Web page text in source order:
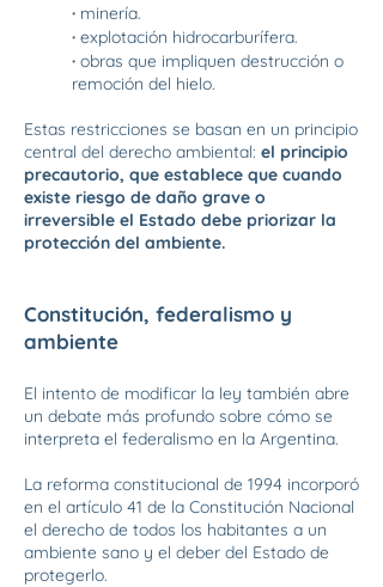
· minería.
· explotación hidrocarburífera.
· obras que impliquen destrucción o
remoción del hielo.
Estas restricciones se basan en un principio
central del derecho ambiental: el principio
precautorio, que establece que cuando
existe riesgo de daño grave o
irreversible el Estado debe priorizar la
protección del ambiente.
Constitución, federalismo y
ambiente
El intento de modificar la ley también abre
un debate más profundo sobre cómo se
interpreta el federalismo en la Argentina.
La reforma constitucional de 1994 incorporó
en el artículo 41 de la Constitución Nacional
el derecho de todos los habitantes a un
ambiente sano y el deber del Estado de
protegerlo.